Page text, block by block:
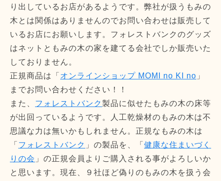
り出しているお店があるようです。弊社が扱うもみの
木とは関係はありませんのでお問い合わせは販売して
いるお店にお願いします。フォレストバンクのグッズ
はネットともみの木の家を建てる会社でしか販売いた
しておりません。
正規商品は「 オンラインショップ MOMI no KI no 」
までお問い合わせください！！
また、 フォレストバンク製品に似せたもみの木の床等
が出回っているようです。人工乾燥材のもみの木は不
思議な力は無いかもしれません。正規なもみの木は
「 フォレストバンク 」の製品を、「 健康な住まいづく
りの会 」の正規会員よりご購入される事がよろしいか
と思います。現在、９社ほど偽りのもみの木を扱う会